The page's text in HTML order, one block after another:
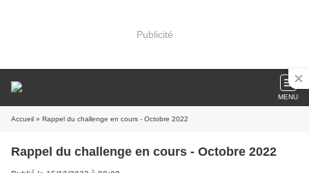
Publicité
MENU
Accueil » Rappel du challenge en cours - Octobre 2022
Rappel du challenge en cours - Octobre 2022